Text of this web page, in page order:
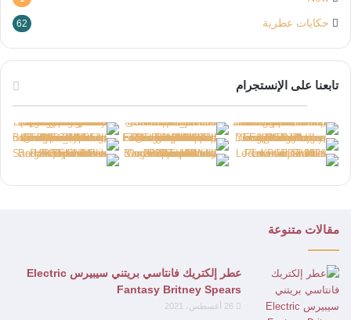
حكايات عطرية 62
تابعنا على الإنستجرام
مقالات متنوعة
عطر إلكتريك فانتاسي بريتني سيبيرس Electric
Fantasy Britney Spears
26 أغسطس، 2021